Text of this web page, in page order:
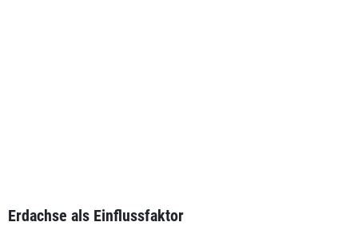
Erdachse als Einflussfaktor